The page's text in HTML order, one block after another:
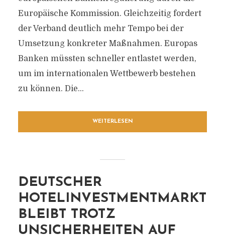
Europäische Kommission. Gleichzeitig fordert
der Verband deutlich mehr Tempo bei der
Umsetzung konkreter Maßnahmen. Europas
Banken müssten schneller entlastet werden,
um im internationalen Wettbewerb bestehen
zu können. Die...
WEITERLESEN
DEUTSCHER
HOTELINVESTMENTMARKT
BLEIBT TROTZ
UNSICHERHEITEN AUF